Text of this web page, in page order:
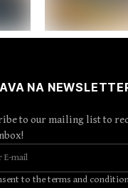
NA
to our mailing list to
to the terms and